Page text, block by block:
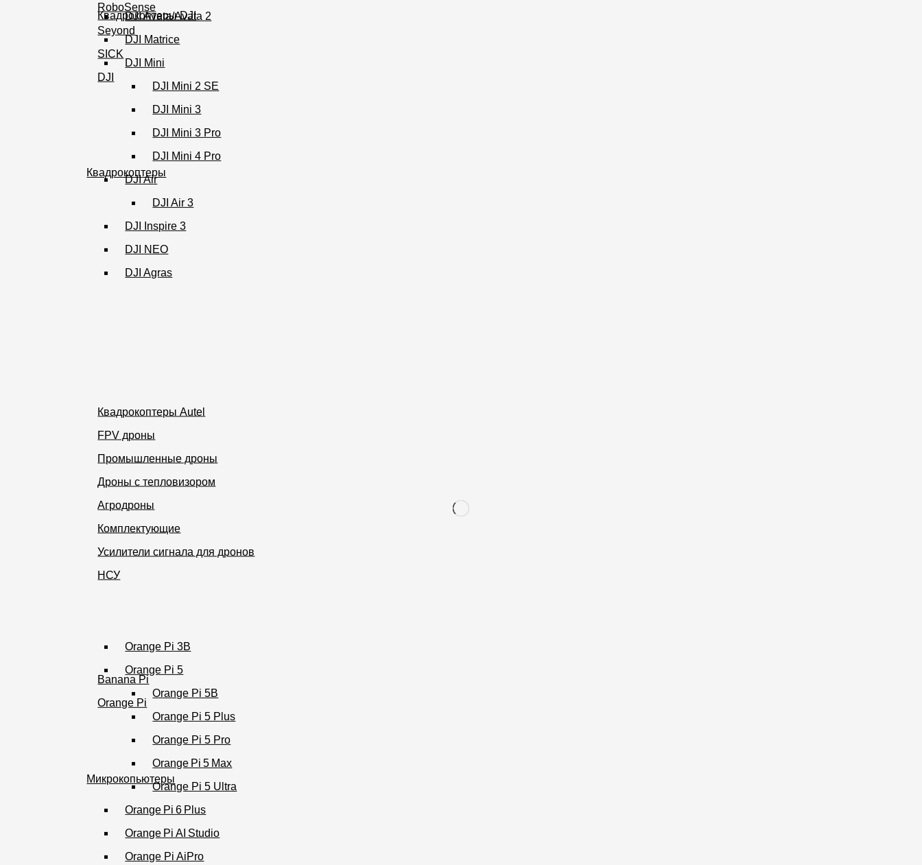
RoboSense
Seyond
SICK
DJI
Квадрокоптеры
Квадрокоптеры DJI
DJI Avata/Avata 2
DJI Matrice
DJI Mini
DJI Mini 2 SE
DJI Mini 3
DJI Mini 3 Pro
DJI Mini 4 Pro
DJI Air
DJI Air 3
DJI Inspire 3
DJI NEO
DJI Agras
Квадрокоптеры Autel
FPV дроны
Промышленные дроны
Дроны с тепловизором
Агродроны
Комплектующие
Усилители сигнала для дронов
НСУ
Микрокопьютеры
Banana Pi
Orange Pi
Orange Pi 3B
Orange Pi 5
Orange Pi 5B
Orange Pi 5 Plus
Orange Pi 5 Pro
Orange Pi 5 Max
Orange Pi 5 Ultra
Orange Pi 6 Plus
Orange Pi AI Studio
Orange Pi AiPro